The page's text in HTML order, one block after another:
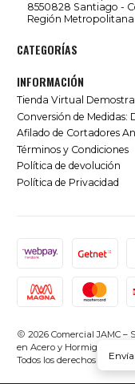
8550828 Santiago -
Región Metropolitana
CATEGORÍAS
INFORMACIÓN
Tienda Virtual
Conversión de Medidas:
Afilado de Cortadores
Términos y Condiciones
Política de devolución
Política de Privacidad
2026 Comercial JAMC
en Acero y Hormigón en
Todos los derechos